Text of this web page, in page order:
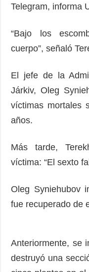
Telegram, informa
“Bajo los
cuerpo”, señaló
El jefe de la
Járkiv, Oleg
víctimas mortales
años.
Más tarde,
víctima: “El sexto
Oleg Syniehubov
fue recuperado de
Anteriormente, se
destruyó una